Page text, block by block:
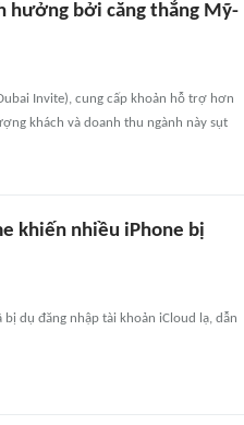
hưởng bởi căng thẳng Mỹ-
Invite), cung cấp khoản hỗ trợ hơn
khách và doanh thu ngành này sụt
khiến nhiều iPhone bị
dụ đăng nhập tài khoản iCloud lạ, dẫn